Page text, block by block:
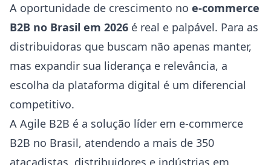
A oportunidade de crescimento no e-commerce
B2B no Brasil em 2026 é real e palpável. Para as
distribuidoras que buscam não apenas manter,
mas expandir sua liderança e relevância, a
escolha da plataforma digital é um diferencial
competitivo.
A Agile B2B é a solução líder em e-commerce
B2B no Brasil, atendendo a mais de 350
atacadistas, distribuidores e indústrias em